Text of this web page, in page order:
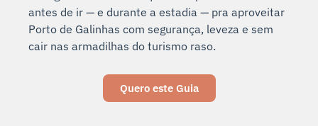
antes de ir — e durante a estadia — pra aproveitar
Porto de Galinhas com segurança, leveza e sem
cair nas armadilhas do turismo raso.
Quero este Guia